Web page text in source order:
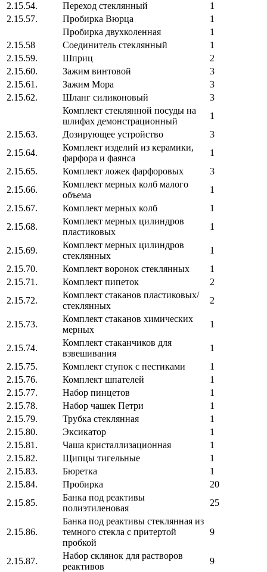
2.15.54. Переход стеклянный
1
2.15.57.
Пробирка Вюрца
1
Пробирка двухколенная
1
2.15.58
Соединитель стеклянный
1
2.15.59.
Шприц
2
2.15.60.
Зажим винтовой
3
2.15.61.
Зажим Мора
3
2.15.62.
Шланг силиконовый
3
Комплект стеклянной посуды на
шлифах демонстрационный
1
2.15.63.
Дозирующее устройство
3
2.15.64.
Комплект изделий из керамики,
фарфора и фаянса
1
2.15.65.
Комплект ложек фарфоровых
3
2.15.66.
Комплект мерных колб малого
объема
1
2.15.67.
Комплект мерных колб
1
2.15.68.
Комплект мерных цилиндров
пластиковых
1
2.15.69.
Комплект мерных цилиндров
стеклянных
1
2.15.70.
Комплект воронок стеклянных
1
2.15.71.
Комплект пипеток
2
2.15.72.
Комплект стаканов пластиковых/
стеклянных
2
2.15.73.
Комплект стаканов химических
мерных
1
2.15.74.
Комплект стаканчиков для
взвешивания
1
2.15.75.
Комплект ступок с пестиками
1
2.15.76.
Комплект шпателей
1
2.15.77.
Набор пинцетов
1
2.15.78.
Набор чашек Петри
1
2.15.79.
Трубка стеклянная
1
2.15.80.
Эксикатор
1
2.15.81.
Чаша кристаллизационная
1
2.15.82.
Щипцы тигельные
1
2.15.83.
Бюретка
1
2.15.84.
Пробирка
20
2.15.85.
Банка под реактивы
полиэтиленовая
25
2.15.86.
Банка под реактивы стеклянная из
темного стекла с притертой
пробкой
9
2.15.87.
Набор склянок для растворов
реактивов
9